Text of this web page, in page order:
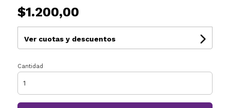
$1.200,00
Ver cuotas y descuentos
Cantidad